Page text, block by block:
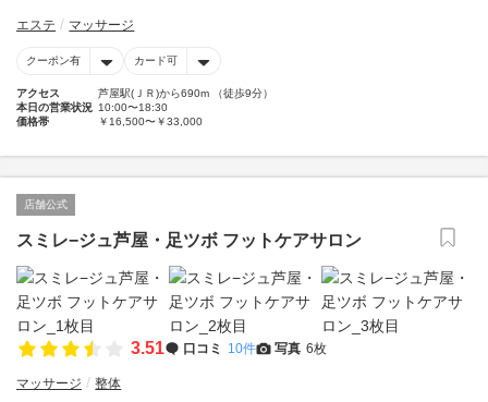
エステ マッサージ
クーポン有 カード可
アクセス
芦屋駅(ＪＲ)から690m （徒歩9分）
本日の営業状況 10:00〜18:30
価格帯
￥16,500〜￥33,000
店舗公式
スミレ−ジュ芦屋・足ツボ フットケアサロン
3.51 口コミ 10件 写真 6枚
マッサージ 整体